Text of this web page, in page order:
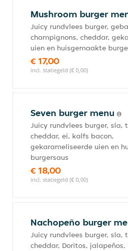
Mushroom burger
Juicy rundvlees burger,
champignons, cheddar,
uien en huisgemaakte
€ 17,00
incl. statiegeld (€ 0,00)
Seven burger menu
Juicy rundvlees burger, sla,
cheddar, ei, kalfs bacon,
gekarameliseerde uien en
burgersaus
€ 18,00
incl. statiegeld (€ 0,00)
Nachopeño burger
Juicy rundvlees burger, sla,
cheddar, Doritos, jalapeños,